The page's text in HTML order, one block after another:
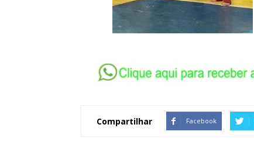
Compartilhar Facebook